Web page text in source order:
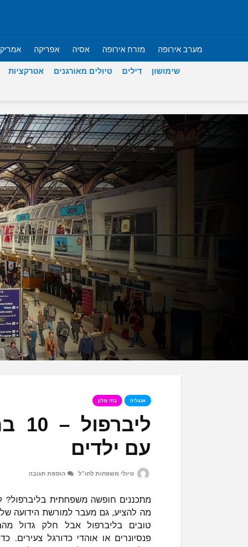
מערב אירופה מזרח אירופה אסיה אפריקה
שימושון דילים טיולים מאורגנים אטרקציות
אנגליה בתי מלון
עם ילדים
טיולי משפחות לחו"ל הוספת תגובה
מתכננים חופשה משפחתית
מה להציע, גם מעבר למורשת הידועה של
טובים בליברפול אבל חלק גדול
פנסיונרים או אוהדי כדורגל צעירים.